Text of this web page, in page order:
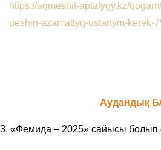
https://aqmeshit-aptalygy.kz/
ueshin-azamattyq-ustanym-kerek-
Аудандық
«Фемида – 2025» сайысы болып